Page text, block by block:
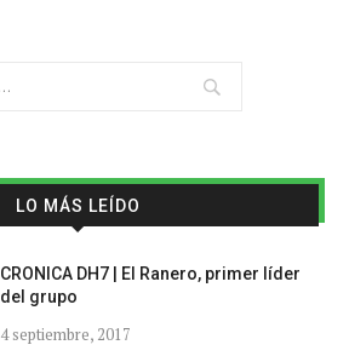
LO MÁS LEÍDO
CRONICA DH7 | El Ranero, primer líder
del grupo
4 septiembre, 2017